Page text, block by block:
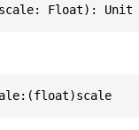
Float): Unit